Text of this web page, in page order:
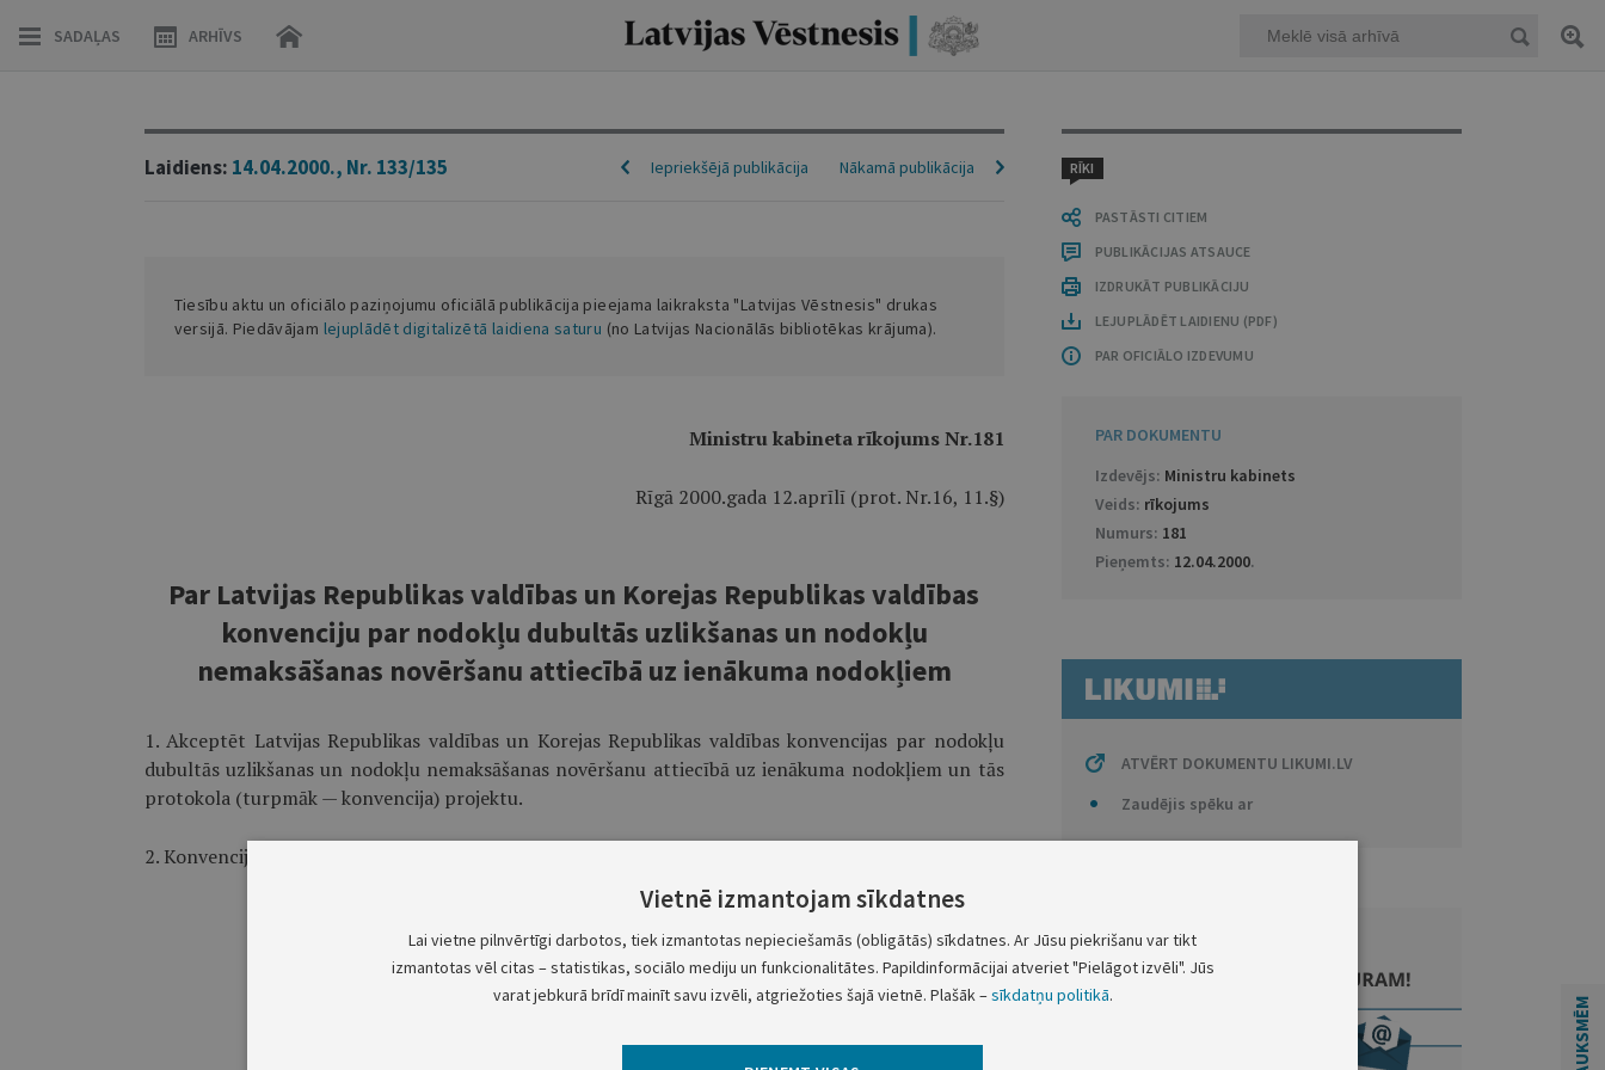
SADAĻAS ARHĪVS
RĪKI
PASTĀSTI CITIEM
PUBLIKĀCIJAS ATSAUCE
IZDRUKĀT PUBLIKĀCIJU
LEJUPLĀDĒT LAIDIENU (PDF)
PAR OFICIĀLO IZDEVUMU
PAR DOKUMENTU
Izdevējs: Ministru kabinets
Veids: rīkojums
Numurs: 181
Pieņemts: 12.04.2000.
ATVĒRT DOKUMENTU LIKUMI.LV
Zaudējis spēku ar
Laidiens: 14.04.2000., Nr. 133/135 Nākamā publikācija
Iepriekšējā publikācija
Tiesību aktu un oficiālo paziņojumu oficiālā publikācija pieejama laikraksta "Latvijas Vēstnesis" drukas
versijā. Piedāvājam lejuplādēt digitalizētā laidiena saturu (no Latvijas Nacionālās bibliotēkas krājuma).
Ministru kabineta rīkojums Nr.181
Rīgā 2000.gada 12.aprīlī (prot. Nr.16, 11.§)
Par Latvijas Republikas valdības un Korejas Republikas valdības
konvenciju par nodokļu dubultās uzlikšanas un nodokļu
nemaksāšanas novēršanu attiecībā uz ienākuma nodokļiem
1. Akceptēt Latvijas Republikas valdības un Korejas Republikas valdības konvencijas par nodokļu
dubultās uzlikšanas un nodokļu nemaksāšanas novēršanu attiecībā uz ienākuma nodokļiem un tās
protokola (turpmāk — konvencija) projektu.
2. Konvenciju pēc tās parakstīšanas iesniegt apstiprināšanai Saeimā.
Ministru prezidents A.Šķēle
Ārlietu ministrs I.Bērziņš
Vietnē izmantojam sīkdatnes
Lai vietne pilnvērtīgi darbotos, tiek izmantotas nepieciešamās (obligātās) sīkdatnes. Ar Jūsu piekrišanu var tikt
izmantotas vēl citas – statistikas, sociālo mediju un funkcionalitātes. Papildinformācijai atveriet "Pielāgot izvēli". Jūs
varat jebkurā brīdī mainīt savu izvēli, atgriežoties šajā vietnē. Plašāk –sīkdatņu politikā.